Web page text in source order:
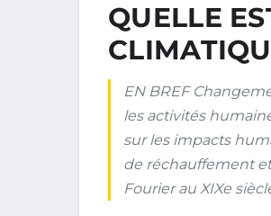
QUELLE
EN BREF
les activités
sur les impacts
de réchauffement
Fourier au XIXe